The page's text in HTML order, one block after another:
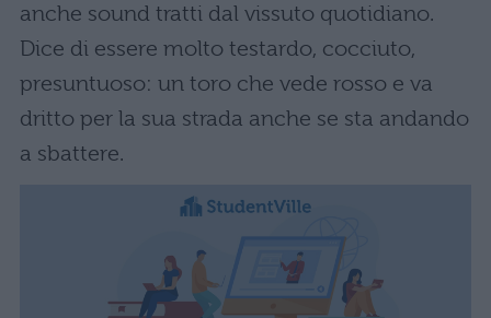
anche sound tratti dal vissuto quotidiano.
Dice di essere molto testardo, cocciuto,
presuntuoso: un toro che vede rosso e va
dritto per la sua strada anche se sta andando
a sbattere.